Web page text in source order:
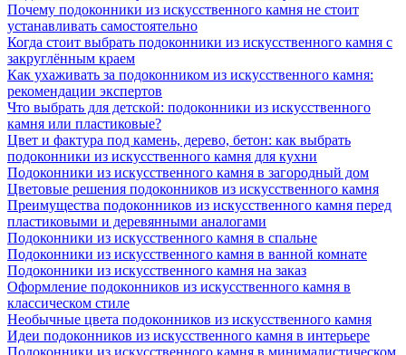
Почему подоконники из искусственного камня не стоит
устанавливать самостоятельно
Когда стоит выбрать подоконники из искусственного камня с
закруглённым краем
Как ухаживать за подоконником из искусственного камня:
рекомендации экспертов
Что выбрать для детской: подоконники из искусственного
камня или пластиковые?
Цвет и фактура под камень, дерево, бетон: как выбрать
подоконники из искусственного камня для кухни
Подоконники из искусственного камня в загородный дом
Цветовые решения подоконников из искусственного камня
Преимущества подоконников из искусственного камня перед
пластиковыми и деревянными аналогами
Подоконники из искусственного камня в спальне
Подоконники из искусственного камня в ванной комнате
Подоконники из искусственного камня на заказ
Оформление подоконников из искусственного камня в
классическом стиле
Необычные цвета подоконников из искусственного камня
Идеи подоконников из искусственного камня в интерьере
Подоконники из искусственного камня в минималистическом